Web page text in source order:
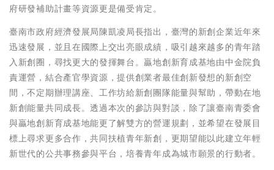
府研發補助計畫等資源更是備受肯定。
臺南市政府經濟發展局陳凱凌局長指出，臺灣的新創企業近年來
迅速發展，並且在國際上交出亮眼成績，吸引越來越多的青年踏
入新創圈，尋找更大的發揮舞台。贏地創新育成基地由中金院負
責運營，結合產官學資源，提供創業者最佳創新發想的新創空
間，不定期辦理講座、工作坊給新創團隊能量與幫助，帶動在地
新創能量共同成長。透過本次的參訪與對談，除了讓臺南青委會
與贏地創新育成基地能更了解雙方的營運規劃，並希望在發展目
標上尋求更多合作，共同扶植青年新創，更期望能以此建立年輕
新世代的公共事務參與平台，培養青年成為城市願景的行動者。